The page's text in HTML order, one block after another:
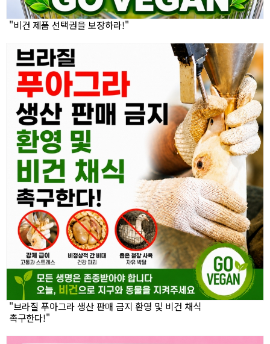
"비건 제품 선택권을 보장하라!"
"브라질 푸아그라 생산 판매 금지 환영 및 비건 채식
촉구한다!"